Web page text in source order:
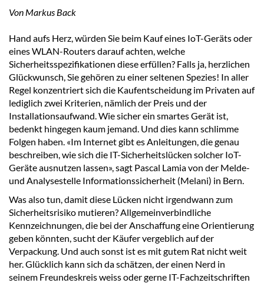
Von Markus Back
Hand aufs Herz, würden Sie beim Kauf eines IoT-Geräts oder
eines WLAN-Routers darauf achten, welche
Sicherheitsspezifikationen diese erfüllen? Falls ja, herzlichen
Glückwunsch, Sie gehören zu einer seltenen Spezies! In aller
Regel konzentriert sich die Kaufentscheidung im Privaten auf
lediglich zwei Kriterien, nämlich der Preis und der
Installationsaufwand. Wie sicher ein smartes Gerät ist,
bedenkt hingegen kaum jemand. Und dies kann schlimme
Folgen haben. «Im Internet gibt es Anleitungen, die genau
beschreiben, wie sich die IT-Sicherheitslücken solcher IoT-
Geräte ausnutzen lassen», sagt Pascal Lamia von der Melde-
und Analysestelle Informationssicherheit (Melani) in Bern.
Was also tun, damit diese Lücken nicht irgendwann zum
Sicherheitsrisiko mutieren? Allgemeinverbindliche
Kennzeichnungen, die bei der Anschaffung eine Orientierung
geben könnten, sucht der Käufer vergeblich auf der
Verpackung. Und auch sonst ist es mit gutem Rat nicht weit
her. Glücklich kann sich da schätzen, der einen Nerd in
seinem Freundeskreis weiss oder gerne IT-Fachzeitschriften